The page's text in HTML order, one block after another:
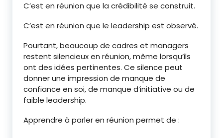
C’est en réunion que la crédibilité se construit.
C’est en réunion que le leadership est observé.
Pourtant, beaucoup de cadres et managers
restent silencieux en réunion, même lorsqu’ils
ont des idées pertinentes. Ce silence peut
donner une impression de manque de
confiance en soi, de manque d’initiative ou de
faible leadership.
Apprendre à parler en réunion permet de :